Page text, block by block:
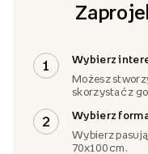
1
Wybierz
Możesz
skorzystać z
2
Wybierz
Wybierz
70x100 cm.